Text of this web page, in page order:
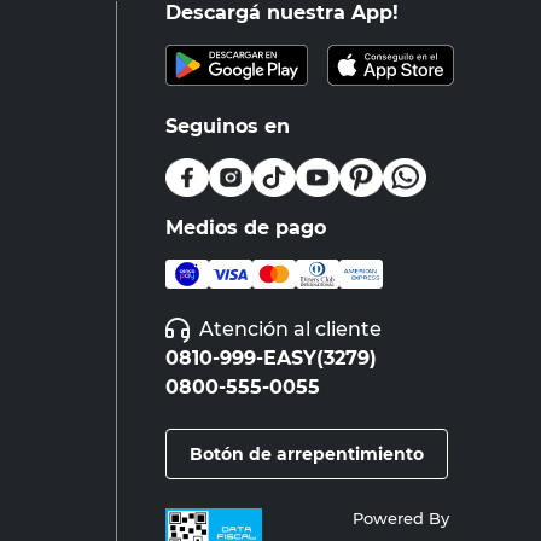
Descargá nuestra App!
Seguinos en
Medios de pago
Atención al cliente
0810-999-EASY(3279)
0800-555-0055
Botón de arrepentimiento
Powered By